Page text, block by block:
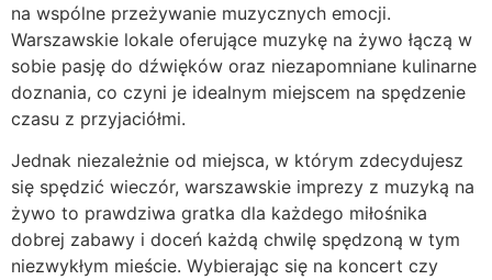
na wspólne przeżywanie muzycznych emocji.
Warszawskie lokale oferujące muzykę na żywo łączą w
sobie pasję do dźwięków oraz niezapomniane kulinarne
doznania, co czyni je idealnym miejscem na spędzenie
czasu z przyjaciółmi.
Jednak niezależnie od miejsca, w którym zdecydujesz
się spędzić wieczór, warszawskie imprezy z muzyką na
żywo to prawdziwa gratka dla każdego miłośnika
dobrej zabawy i doceń każdą chwilę spędzoną w tym
niezwykłym mieście. Wybierając się na koncert czy